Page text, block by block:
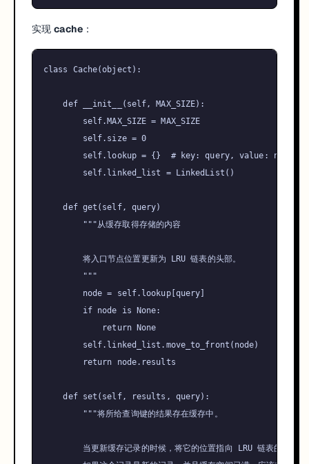
实现cache：
class Cache(object ):
def __init__ ( self, MAX_SIZE):
self.MAX_SIZE = MAX_SIZE
self.size = 0
self.lookup = {} # key: query, value: node
self.linked_list = LinkedList()
def get ( self, query)
"""从缓存取得存储的内容
        将入口节点位置更新为 LRU 链表的头部。
        """
        node =
self.lookup[query]
if node is None:
return None
self.linked_list.move_to_front(node)
return node.results
def set ( self, results, query):
"""将所给查询键的结果存在缓存中。
        当更新缓存记录的时候，将它的位置指向 LRU 链表的头部。